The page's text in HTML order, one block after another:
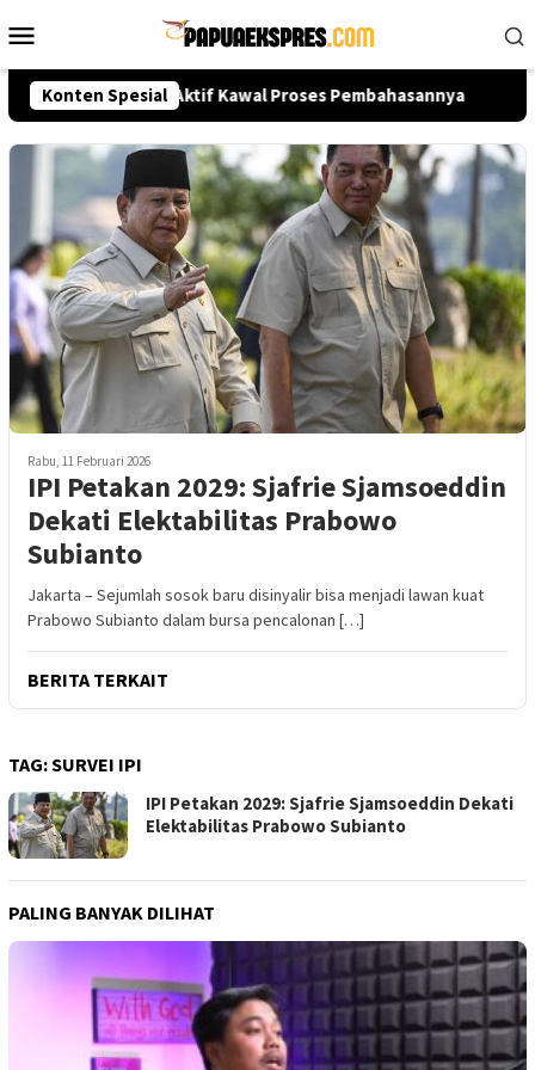
ke
Mobile
Konten Spesial
Publik Diminta Aktif Kawal Proses Pembahasannya
Rabu, 11 Februari 2026
IPI Petakan 2029: Sjafrie Sjamsoeddin
Dekati Elektabilitas Prabowo
Subianto
Jakarta – Sejumlah sosok baru disinyalir bisa menjadi lawan kuat
Prabowo Subianto dalam bursa pencalonan […]
BERITA TERKAIT
TAG:SURVEI IPI
IPI Petakan 2029: Sjafrie Sjamsoeddin Dekati
Elektabilitas Prabowo Subianto
PALING BANYAK DILIHAT